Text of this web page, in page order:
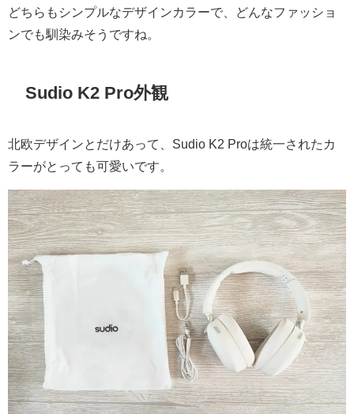
どちらもシンプルなデザインカラーで、どんなファッショ
ンでも馴染みそうですね。
Sudio K2 Pro外観
北欧デザインとだけあって、Sudio K2 Proは統一されたカ
ラーがとっても可愛いです。